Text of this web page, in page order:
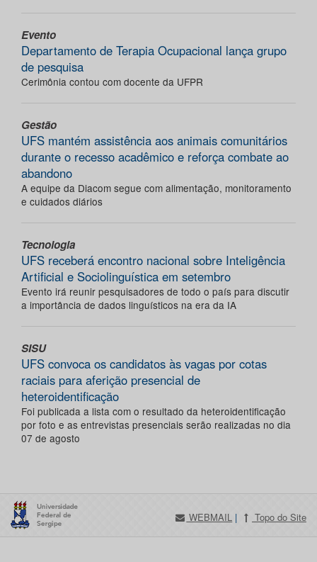
Evento
Departamento de Terapia Ocupacional lança grupo
de pesquisa
Cerimônia contou com docente da UFPR
Gestão
UFS mantém assistência aos animais comunitários
durante o recesso acadêmico e reforça combate ao
abandono
A equipe da Diacom segue com alimentação, monitoramento
e cuidados diários
Tecnologia
UFS receberá encontro nacional sobre Inteligência
Artificial e Sociolinguística em setembro
Evento irá reunir pesquisadores de todo o país para discutir
a importância de dados linguísticos na era da IA
SISU
UFS convoca os candidatos às vagas por cotas
raciais para aferição presencial de
heteroidentificação
Foi publicada a lista com o resultado da heteroidentificação
por foto e as entrevistas presenciais serão realizadas no dia
07 de agosto
WEBMAIL | Topo do Site